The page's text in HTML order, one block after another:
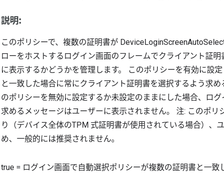
説明:
このポリシーで、複数の証明書が
ローをホストするログイン画面のフレームでクライアント証
に表示するかどうかを管理します。 このポリシーを有効に設
と一致した場合に常にクライアント証明書を選択するよう求
のポリシーを無効に設定するか未設定のままにした場合、ロ
求めるメッセージはユーザーに表示されません。 注: このポ
り（デバイス全体のTPM 式証明書が使用されている場合）、
め、一般的には推奨されません。
true = ログイン画面で自動選択ポリシーが複数の証明書と一